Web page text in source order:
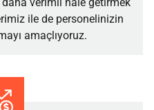
ile de personelinizin
amaçlıyoruz.